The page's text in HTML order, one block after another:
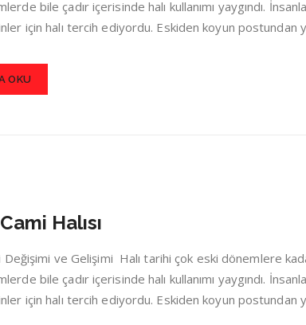
bile çadır içerisinde halı kullanımı yaygındı.
için halı tercih ediyordu. Eskiden koyun postundan
OKU
Halısı
Değişimi ve Gelişimi Halı tarihi çok eski dönemlere
bile çadır içerisinde halı kullanımı yaygındı.
için halı tercih ediyordu. Eskiden koyun postundan